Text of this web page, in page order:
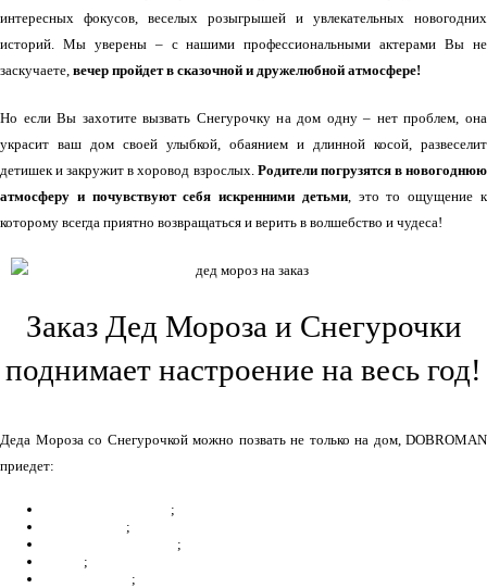
интересных фокусов, веселых розыгрышей и увлекательных новогодних
историй. Мы уверены – с нашими профессиональными актерами Вы не
заскучаете, вечер пройдет в сказочной и дружелюбной атмосфере!
Но если Вы захотите вызвать Снегурочку на дом одну – нет проблем, она
украсит ваш дом своей улыбкой, обаянием и длинной косой, развеселит
детишек и закружит в хоровод взрослых. Родители погрузятся в новогоднюю
атмосферу и почувствуют себя искренними детьми, это то ощущение к
которому всегда приятно возвращаться и верить в волшебство и чудеса!
Заказ Дед Мороза и Снегурочки
поднимает настроение на весь год!
Деда Мороза со Снегурочкой можно позвать не только на дом, DOBROMAN
приедет:
;
;
;
;
;